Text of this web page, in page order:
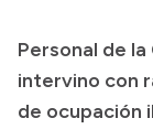
Boletín Oficial
Compras y
Personal de
intervino con
de ocupación